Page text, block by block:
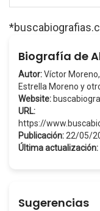
Biografía de
Autor:Víctor
Estrella Moreno y
Website:
URL:
https://
Publicación: 22/05/
Última actualización:
Sugerencias